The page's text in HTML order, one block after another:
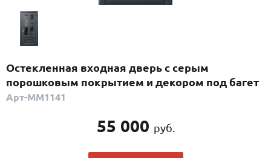
(29)
ПО НАЗНАЧЕНИЮ
Остекленная входная дверь с серым
порошковым покрытием и декором под багет
Арт-ММ1141
55 000 руб.